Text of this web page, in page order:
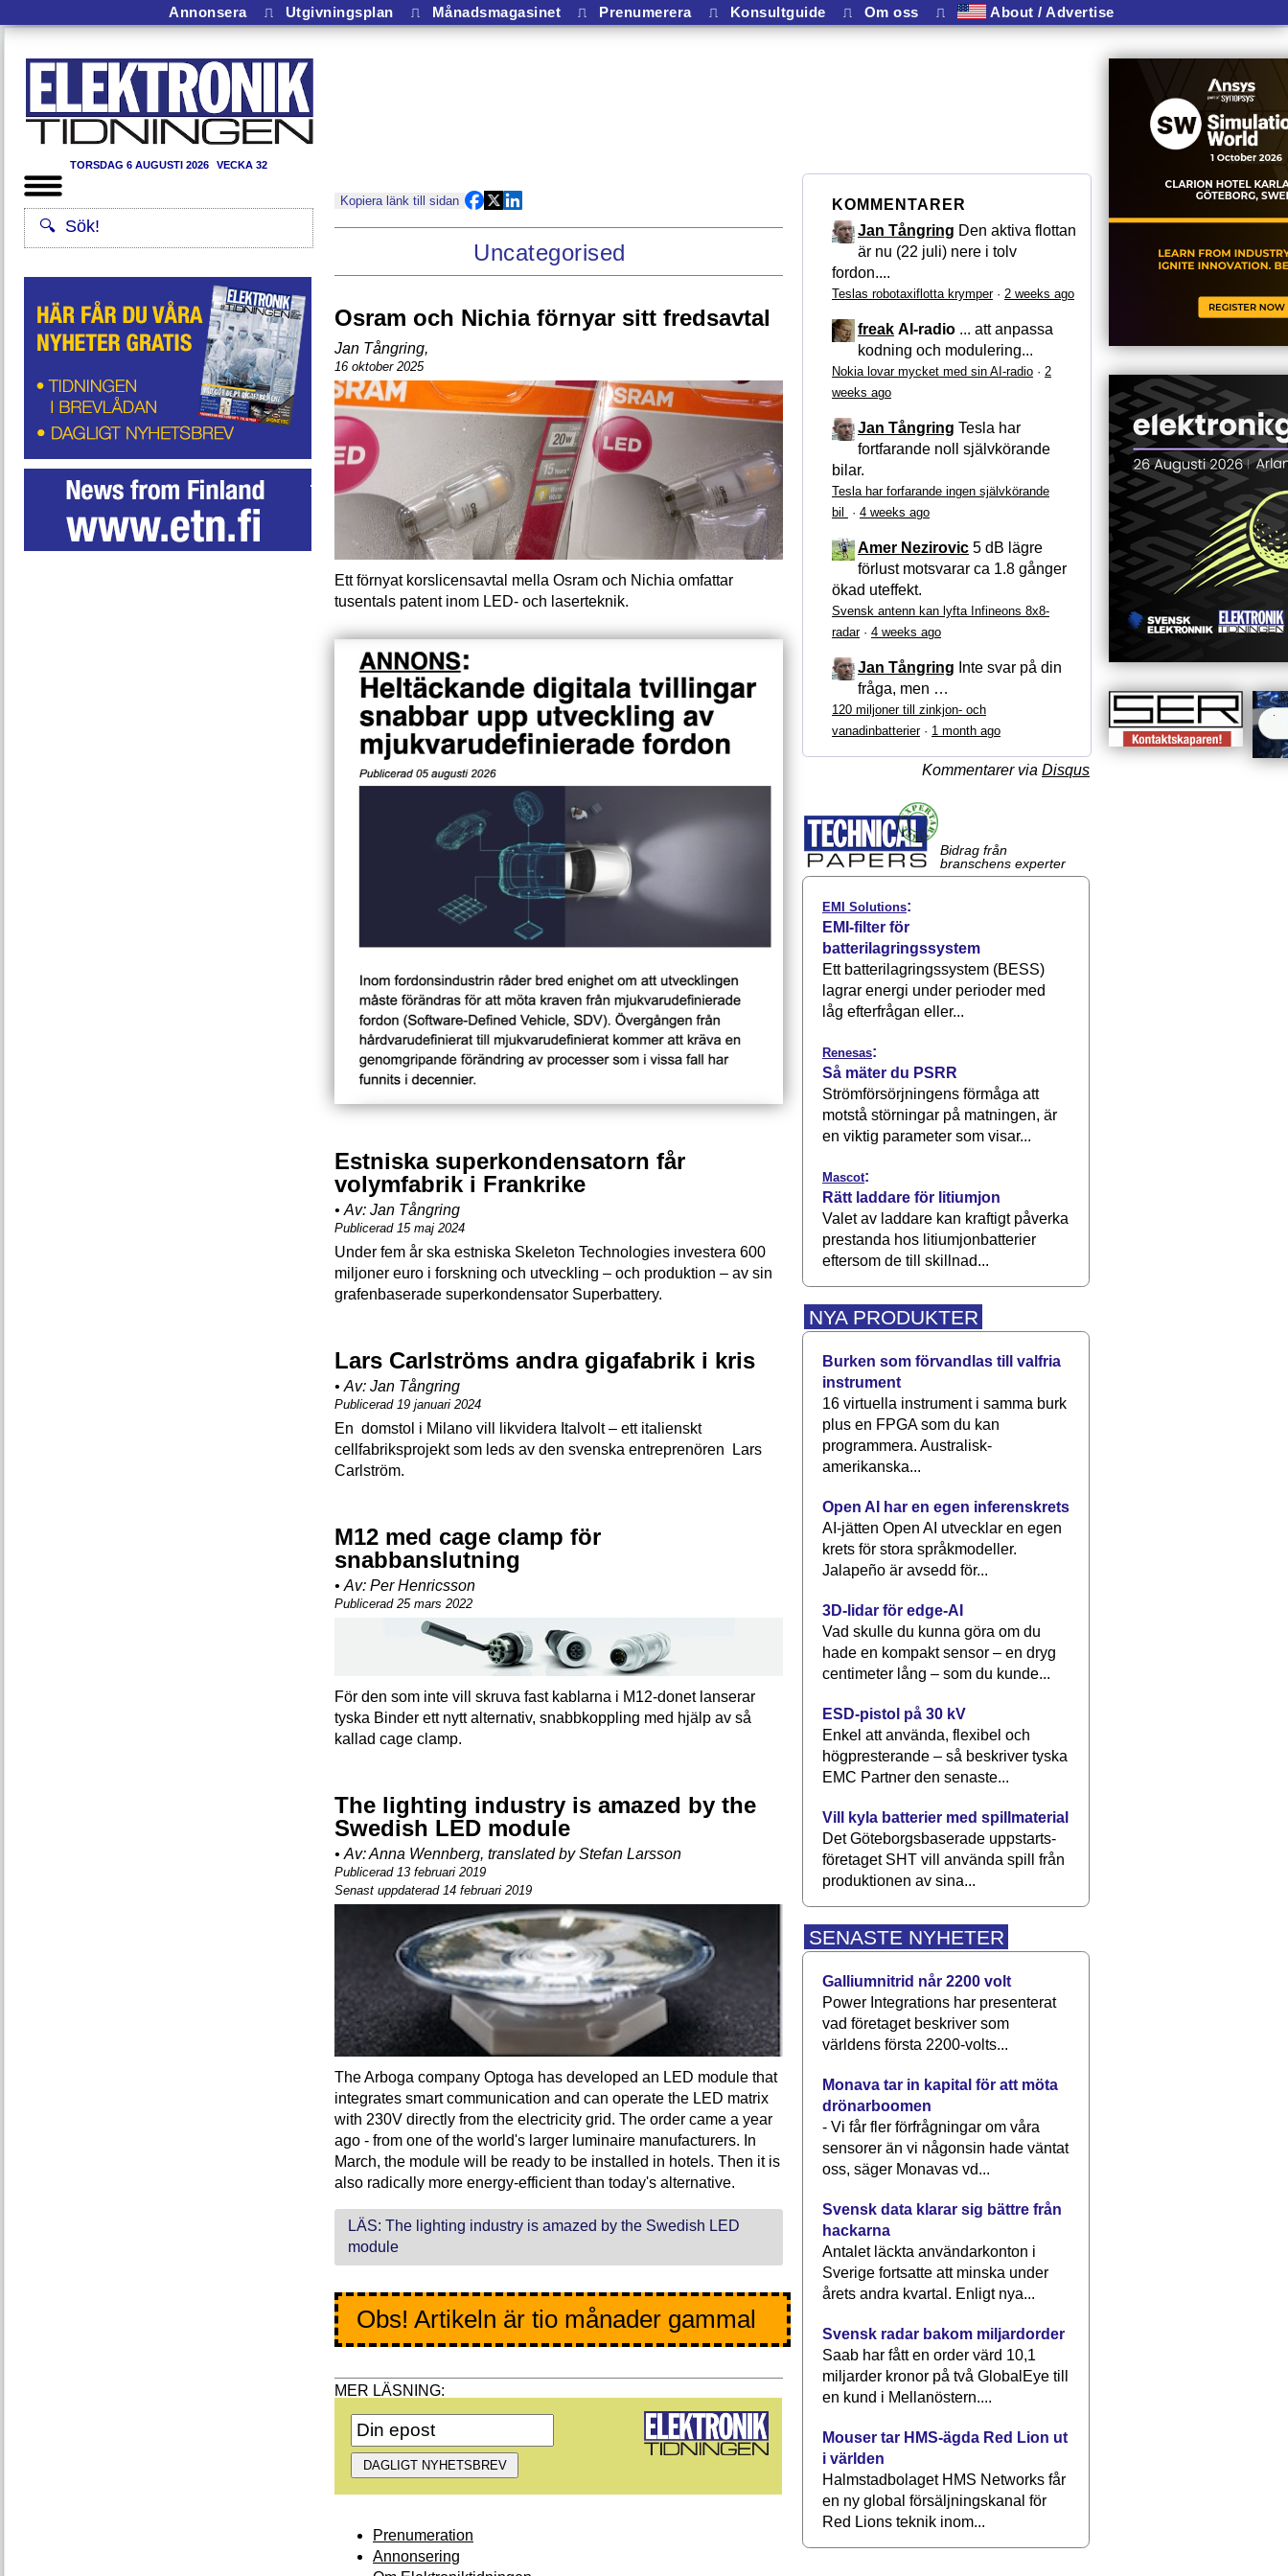
Annonsera ⎍ Utgivningsplan ⎍ Månadsmagasinet ⎍ Prenumerera ⎍ Konsultguide ⎍ Om oss ⎍ About / Advertise
TORSDAG 6 AUGUSTI 2026 VECKA 32
Kopiera länk till sidan
Uncategorised
Osram och Nichia förnyar sitt fredsavtal
Jan Tångring,
16 oktober 2025
Ett förnyat korslicensavtal mella Osram och Nichia omfattar
tusentals patent inom LED- och laserteknik.
Estniska superkondensatorn får
volymfabrik i Frankrike
• Av: Jan Tångring
Publicerad 15 maj 2024
Under fem år ska estniska Skeleton Technologies investera 600
miljoner euro i forskning och utveckling – och produktion – av sin
grafenbaserade superkondensator Superbattery.
Lars Carlströms andra gigafabrik i kris
• Av: Jan Tångring
Publicerad 19 januari 2024
En domstol i Milano vill likvidera Italvolt – ett italienskt
cellfabriksprojekt som leds av den svenska entreprenören Lars
Carlström.
M12 med cage clamp för
snabbanslutning
• Av: Per Henricsson
Publicerad 25 mars 2022
För den som inte vill skruva fast kablarna i M12-donet lanserar
tyska Binder ett nytt alternativ, snabbkoppling med hjälp av så
kallad cage clamp.
The lighting industry is amazed by the
Swedish LED module
• Av:Anna Wennberg, translated by Stefan Larsson
Publicerad 13 februari 2019
Senast uppdaterad 14 februari 2019
The Arboga company Optoga has developed an LED module that
integrates smart communication and can operate the LED matrix
with 230V directly from the electricity grid. The order came a year
ago - from one of the world's larger luminaire manufacturers. In
March, the module will be ready to be installed in hotels. Then it is
also radically more energy-efficient than today's alternative.
LÄS: The lighting industry is amazed by the Swedish LED
module
Obs! Artikeln är tio månader gammal
Prenumeration
Annonsering
KOMMENTARER
Jan Tångring Den aktiva flottan
är nu (22 juli) nere i tolv
fordon....
Teslas robotaxiflotta krymper· 2 weeks ago
freak AI-radio ... att anpassa
kodning och modulering...
Nokia lovar mycket med sin AI-radio · 2
weeks ago
Jan Tångring Tesla har
fortfarande noll självkörande
bilar.
Tesla har forfarande ingen självkörande
bil
· 4 weeks ago
Amer Nezirovic 5 dB lägre
förlust motsvarar ca 1.8 gånger
ökad uteffekt.
Svensk antenn kan lyfta Infineons 8x8-
radar· 4 weeks ago
Jan Tångring Inte svar på din
fråga, men …
120 miljoner till zinkjon- och
vanadinbatterier· 1 month ago
Kommentarer via Disqus
Bidrag från
branschens experter
EMI Solutions:
EMI-filter för
batterilagringssystem
Ett batterilagringssystem (BESS)
lagrar energi under perioder med
låg efterfrågan eller...
Renesas:
Så mäter du PSRR
Strömförsörjningens förmåga att
motstå störningar på matningen, är
en viktig parameter som visar...
Mascot:
Rätt laddare för litiumjon
Valet av laddare kan kraftigt påverka
prestanda hos litiumjonbatterier
eftersom de till skillnad...
NYA PRODUKTER
Burken som förvandlas till valfria
instrument
16 virtuella instrument i samma burk
plus en FPGA som du kan
programmera. Australisk-
amerikanska...
Open AI har en egen inferenskrets
AI-jätten Open AI utvecklar en egen
krets för stora språkmodeller.
Jalapeño är avsedd för...
3D-lidar för edge-AI
Vad skulle du kunna göra om du
hade en kompakt sensor – en dryg
centimeter lång – som du kunde...
ESD-pistol på 30 kV
Enkel att använda, flexibel och
högpresterande – så beskriver tyska
EMC Partner den senaste...
Vill kyla batterier med spillmaterial
Det Göteborgsbaserade upp­starts­
företaget SHT vill använda spill från
produktionen av sina...
SENASTE NYHETER
Galliumnitrid når 2200 volt
Power Integrations har presenterat
vad företaget beskriver som
världens första 2200-volts...
Monava tar in kapital för att möta
drönarboomen
- Vi får fler förfrågningar om våra
sensorer än vi någonsin hade väntat
oss, säger Monavas vd...
Svensk data klarar sig bättre från
hackarna
Antalet läckta användarkonton i
Sverige fortsatte att minska under
årets andra kvartal. Enligt nya...
Svensk radar bakom miljardorder
Saab har fått en order värd 10,1
miljarder kronor på två GlobalEye till
en kund i Mellanöstern....
Mouser tar HMS-ägda Red Lion ut
i världen
Halmstadbolaget HMS Networks får
en ny global försäljningskanal för
Red Lions teknik inom...